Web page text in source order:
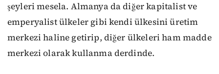
şeyleri mesela. Almanya da diğer kapitalist ve
emperyalist ülkeler gibi kendi ülkesini üretim
merkezi haline getirip, diğer ülkeleri ham madde
merkezi olarak kullanma derdinde.